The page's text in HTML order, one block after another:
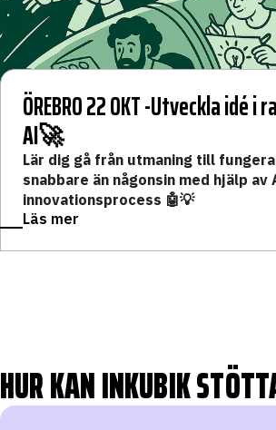
ÖREBRO 22 OKT -Utveckla idé
AI🚀
Lär dig gå från utmaning till
snabbare än någonsin med hjälp av
innovationsprocess 🤖💡
Läs mer
HUR KAN INKUBIK